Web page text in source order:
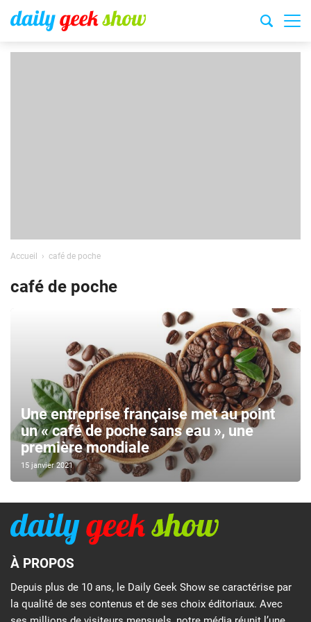
Accueil café de poche
café de poche
Une entreprise française met au point
un « café de poche sans eau », une
première mondiale
15 janvier 2021
À PROPOS
Depuis plus de 10 ans, le Daily Geek Show se caractérise par
la qualité de ses contenus et de ses choix éditoriaux. Avec